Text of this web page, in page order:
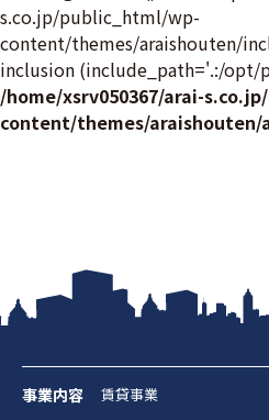
企業理念・事業
会社概要
沿革
お知らせ
ニュースリリース
s.co.jp/public_html/wp-
content/themes/araishouten/
inclusion (include_path='.:/opt/
/home/xsrv050367/arai-
content/themes/araishouten/
事業内容
賃貸事業